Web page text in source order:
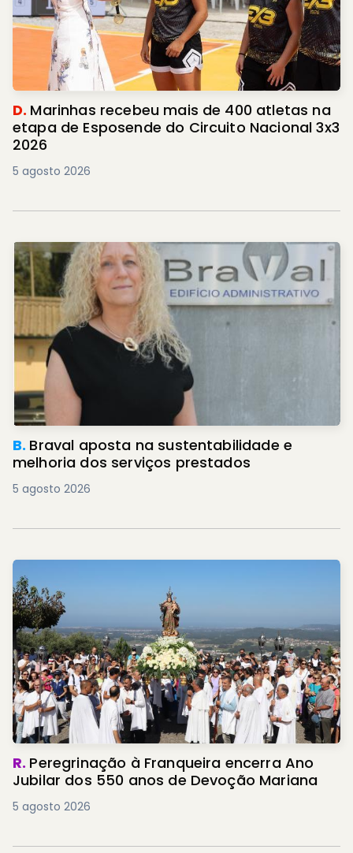
D. Marinhas recebeu mais de 400 atletas na
etapa de Esposende do Circuito Nacional 3x3
2026
5 agosto 2026
B. Braval aposta na sustentabilidade e
melhoria dos serviços prestados
5 agosto 2026
R. Peregrinação à Franqueira encerra Ano
Jubilar dos 550 anos de Devoção Mariana
5 agosto 2026